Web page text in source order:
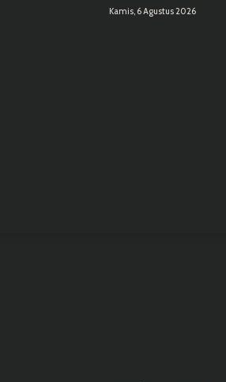
Kamis, 6 Agustus 2026